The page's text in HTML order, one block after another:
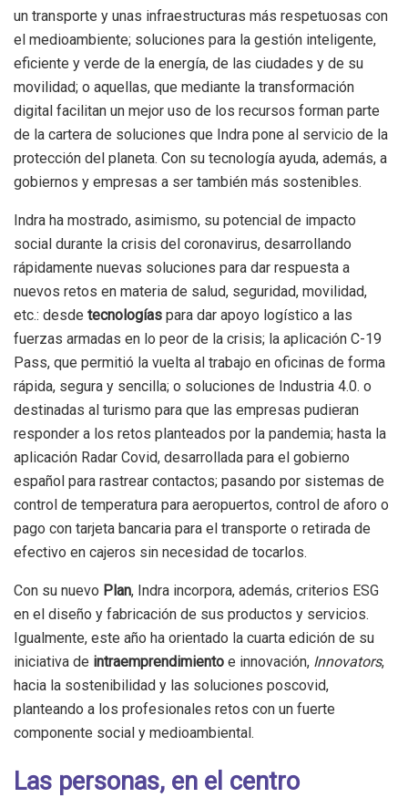
un transporte y unas infraestructuras más respetuosas con
el medioambiente; soluciones para la gestión inteligente,
eficiente y verde de la energía, de las ciudades y de su
movilidad; o aquellas, que mediante la transformación
digital facilitan un mejor uso de los recursos forman parte
de la cartera de soluciones que Indra pone al servicio de la
protección del planeta. Con su tecnología ayuda, además, a
gobiernos y empresas a ser también más sostenibles.
Indra ha mostrado, asimismo, su potencial de impacto
social durante la crisis del coronavirus, desarrollando
rápidamente nuevas soluciones para dar respuesta a
nuevos retos en materia de salud, seguridad, movilidad,
etc.: desde tecnologías para dar apoyo logístico a las
fuerzas armadas en lo peor de la crisis; la aplicación C-19
Pass, que permitió la vuelta al trabajo en oficinas de forma
rápida, segura y sencilla; o soluciones de Industria 4.0. o
destinadas al turismo para que las empresas pudieran
responder a los retos planteados por la pandemia; hasta la
aplicación Radar Covid, desarrollada para el gobierno
español para rastrear contactos; pasando por sistemas de
control de temperatura para aeropuertos, control de aforo o
pago con tarjeta bancaria para el transporte o retirada de
efectivo en cajeros sin necesidad de tocarlos.
Con su nuevo Plan, Indra incorpora, además, criterios ESG
en el diseño y fabricación de sus productos y servicios.
Igualmente, este año ha orientado la cuarta edición de su
iniciativa de intraemprendimiento e innovación, Innovators,
hacia la sostenibilidad y las soluciones poscovid,
planteando a los profesionales retos con un fuerte
componente social y medioambiental.
Las personas, en el centro